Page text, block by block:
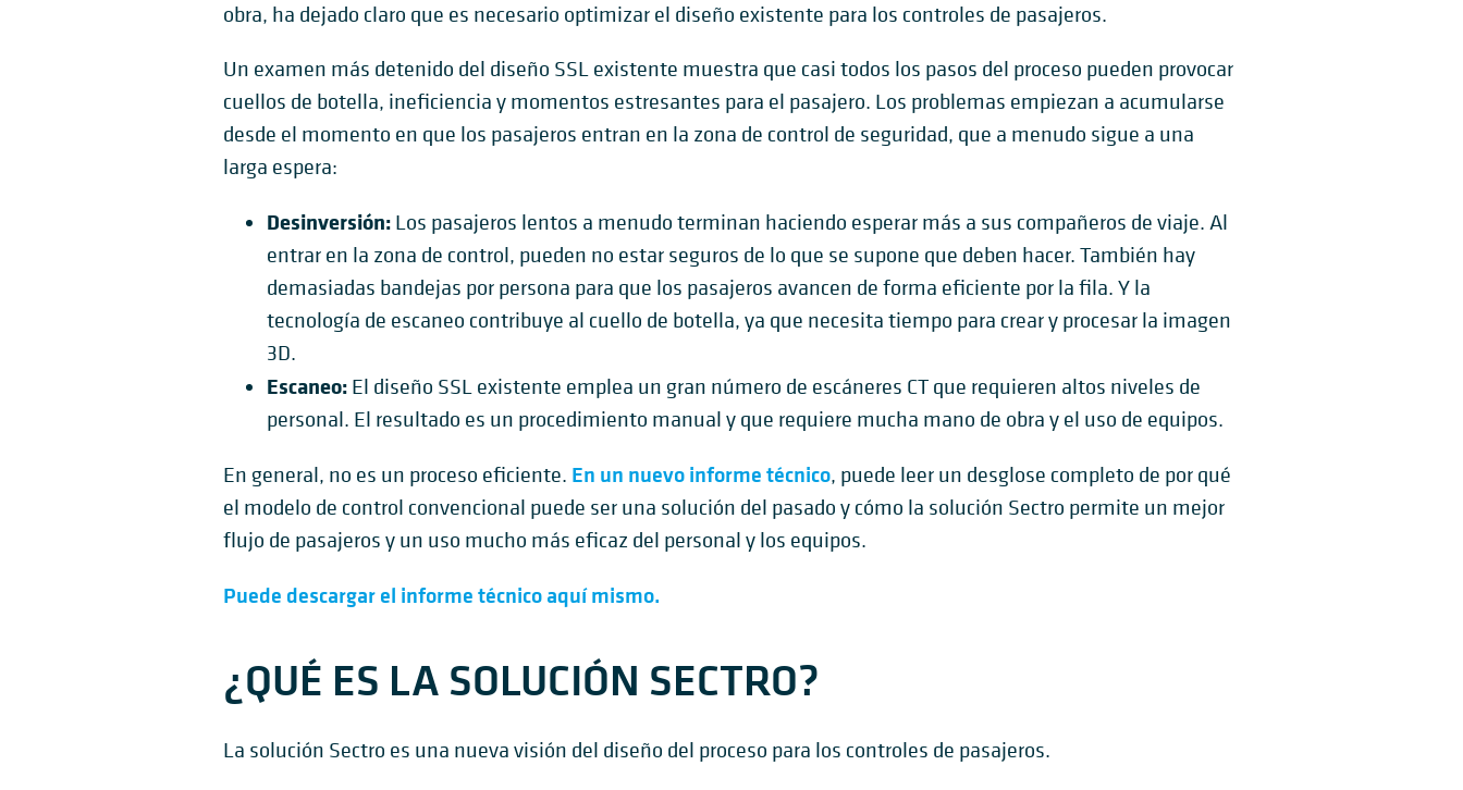
obra, ha dejado claro que es necesario optimizar el diseño existente para los controles de pasajeros.
Un examen más detenido del diseño SSL existente muestra que casi todos los pasos del proceso pueden provocar
cuellos de botella, ineficiencia y momentos estresantes para el pasajero. Los problemas empiezan a acumularse
desde el momento en que los pasajeros entran en la zona de control de seguridad, que a menudo sigue a una
larga espera:
Desinversión:Los pasajeros lentos a menudo terminan haciendo esperar más a sus compañeros de viaje. Al
entrar en la zona de control, pueden no estar seguros de lo que se supone que deben hacer. También hay
demasiadas bandejas por persona para que los pasajeros avancen de forma eficiente por la fila. Y la
tecnología de escaneo contribuye al cuello de botella, ya que necesita tiempo para crear y procesar la imagen
3D.
Escaneo:El diseño SSL existente emplea un gran número de escáneres CT que requieren altos niveles de
personal. El resultado es un procedimiento manual y que requiere mucha mano de obra y el uso de equipos.
En general, no es un proceso eficiente. En un nuevo informe técnico, puede leer un desglose completo de por qué
el modelo de control convencional puede ser una solución del pasado y cómo la solución Sectro permite un mejor
flujo de pasajeros y un uso mucho más eficaz del personal y los equipos.
Puede descargar el informe técnico aquí mismo.
¿QUÉ ES LA SOLUCIÓN SECTRO?
La solución Sectro es una nueva visión del diseño del proceso para los controles de pasajeros.